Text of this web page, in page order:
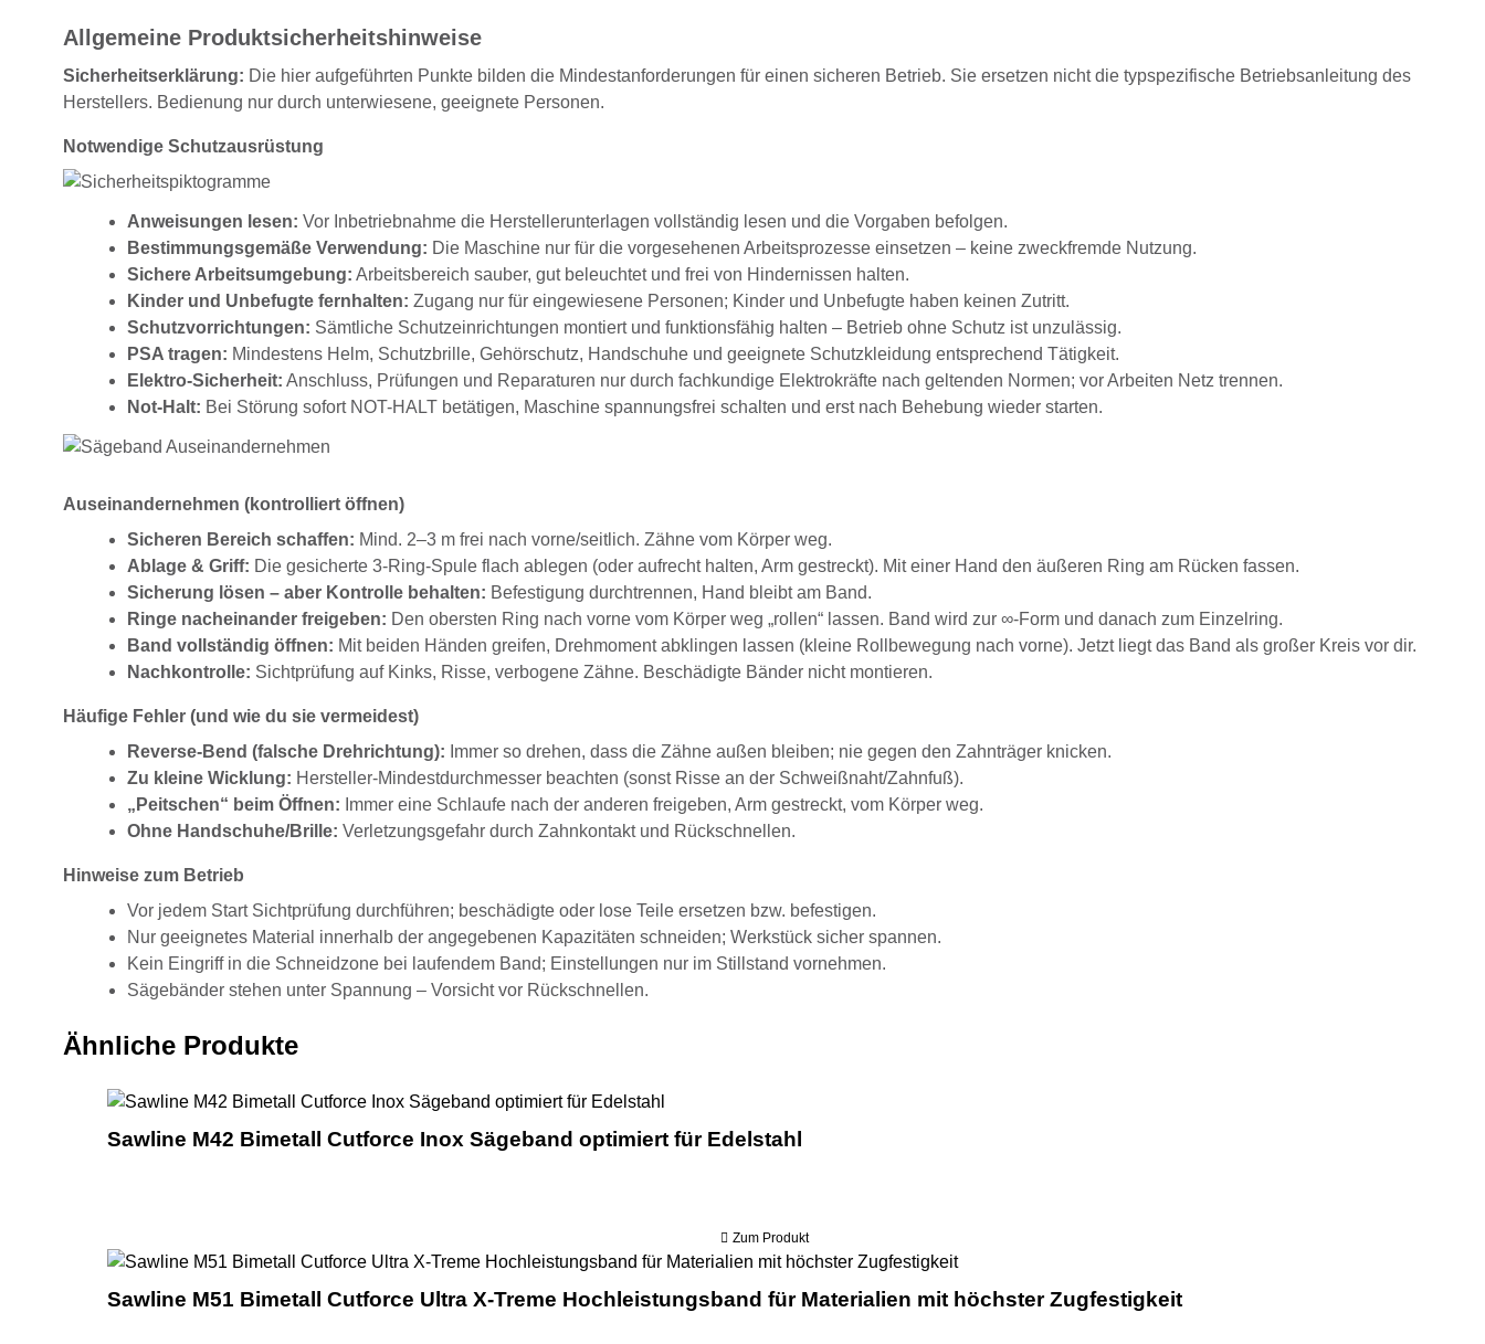
Allgemeine Produktsicherheitshinweise
Sicherheitserklärung: Die hier aufgeführten Punkte bilden die Mindestanforderungen für einen sicheren Betrieb. Sie ersetzen nicht die typspezifische Betriebsanleitung des
Herstellers. Bedienung nur durch unterwiesene, geeignete Personen.
Notwendige Schutzausrüstung
Anweisungen lesen: Vor Inbetriebnahme die Herstellerunterlagen vollständig lesen und die Vorgaben befolgen.
Bestimmungsgemäße Verwendung: Die Maschine nur für die vorgesehenen Arbeitsprozesse einsetzen – keine zweckfremde Nutzung.
Sichere Arbeitsumgebung: Arbeitsbereich sauber, gut beleuchtet und frei von Hindernissen halten.
Kinder und Unbefugte fernhalten: Zugang nur für eingewiesene Personen; Kinder und Unbefugte haben keinen Zutritt.
Schutzvorrichtungen: Sämtliche Schutzeinrichtungen montiert und funktionsfähig halten – Betrieb ohne Schutz ist unzulässig.
PSA tragen: Mindestens Helm, Schutzbrille, Gehörschutz, Handschuhe und geeignete Schutzkleidung entsprechend Tätigkeit.
Elektro-Sicherheit: Anschluss, Prüfungen und Reparaturen nur durch fachkundige Elektrokräfte nach geltenden Normen; vor Arbeiten Netz trennen.
Not-Halt: Bei Störung sofort NOT-HALT betätigen, Maschine spannungsfrei schalten und erst nach Behebung wieder starten.
Auseinandernehmen (kontrolliert öffnen)
Sicheren Bereich schaffen: Mind. 2–3 m frei nach vorne/seitlich. Zähne vom Körper weg.
Ablage & Griff: Die gesicherte 3-Ring-Spule flach ablegen (oder aufrecht halten, Arm gestreckt). Mit einer Hand den äußeren Ring am Rücken fassen.
Sicherung lösen – aber Kontrolle behalten: Befestigung durchtrennen, Hand bleibt am Band.
Ringe nacheinander freigeben: Den obersten Ring nach vorne vom Körper weg „rollen“ lassen. Band wird zur ∞-Form und danach zum Einzelring.
Band vollständig öffnen: Mit beiden Händen greifen, Drehmoment abklingen lassen (kleine Rollbewegung nach vorne). Jetzt liegt das Band als großer Kreis vor dir.
Nachkontrolle: Sichtprüfung auf Kinks, Risse, verbogene Zähne. Beschädigte Bänder nicht montieren.
Häufige Fehler (und wie du sie vermeidest)
Reverse-Bend (falsche Drehrichtung): Immer so drehen, dass die Zähne außen bleiben; nie gegen den Zahnträger knicken.
Zu kleine Wicklung: Hersteller-Mindestdurchmesser beachten (sonst Risse an der Schweißnaht/Zahnfuß).
„Peitschen“ beim Öffnen: Immer eine Schlaufe nach der anderen freigeben, Arm gestreckt, vom Körper weg.
Ohne Handschuhe/Brille: Verletzungsgefahr durch Zahnkontakt und Rückschnellen.
Hinweise zum Betrieb
Vor jedem Start Sichtprüfung durchführen; beschädigte oder lose Teile ersetzen bzw. befestigen.
Nur geeignetes Material innerhalb der angegebenen Kapazitäten schneiden; Werkstück sicher spannen.
Kein Eingriff in die Schneidzone bei laufendem Band; Einstellungen nur im Stillstand vornehmen.
Sägebänder stehen unter Spannung – Vorsicht vor Rückschnellen.
Ähnliche Produkte
Sawline M42 Bimetall Cutforce Inox Sägeband optimiert für Edelstahl
Zum Produkt
Sawline M51 Bimetall Cutforce Ultra X-Treme Hochleistungsband
Sawline M51 Bimetall Cutforce Ultra X-Treme Hochleistungsband für Materialien mit höchster Zugfestigkeit